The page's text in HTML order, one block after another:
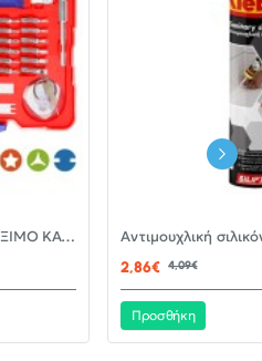
-30%EMTOP ΣΕΤ 37ΤΜΧ ΕΝΑΛΛΑΞΙΜΟ ΚΑΤΣΑΒΙΔΙ ΜΕ ΜΥΤΕΣ EBST03702
2,86€ 4,09€
Προσθήκη